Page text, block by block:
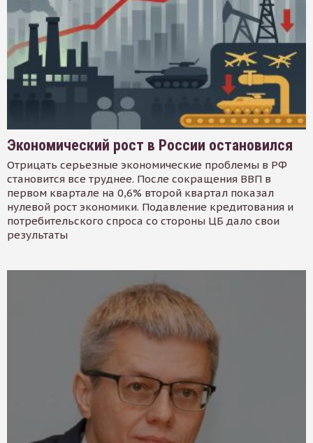
Экономический рост в России остановился
Отрицать серьезные экономические проблемы в РФ
становится все труднее. После сокращения ВВП в
первом квартале на 0,6% второй квартал показал
нулевой рост экономики. Подавление кредитования и
потребительского спроса со стороны ЦБ дало свои
результаты